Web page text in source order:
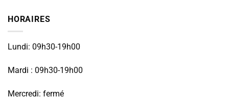
HORAIRES
Lundi: 09h30-19h00
Mardi : 09h30-19h00
Mercredi: fermé